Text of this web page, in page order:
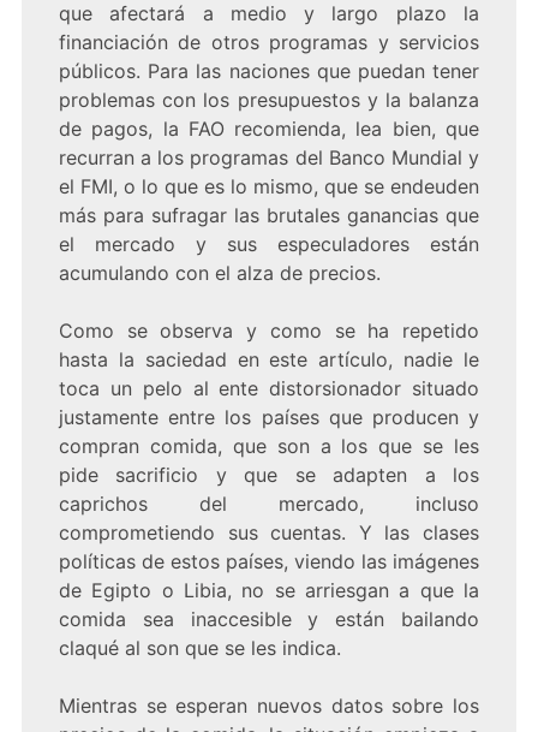
que afectará a medio y largo plazo la
financiación de otros programas y servicios
públicos. Para las naciones que puedan tener
problemas con los presupuestos y la balanza
de pagos, la FAO recomienda, lea bien, que
recurran a los programas del Banco Mundial y
el FMI, o lo que es lo mismo, que se endeuden
más para sufragar las brutales ganancias que
el mercado y sus especuladores están
acumulando con el alza de precios.
Como se observa y como se ha repetido
hasta la saciedad en este artículo, nadie le
toca un pelo al ente distorsionador situado
justamente entre los países que producen y
compran comida, que son a los que se les
pide sacrificio y que se adapten a los
caprichos del mercado, incluso
comprometiendo sus cuentas. Y las clases
políticas de estos países, viendo las imágenes
de Egipto o Libia, no se arriesgan a que la
comida sea inaccesible y están bailando
claqué al son que se les indica.
Mientras se esperan nuevos datos sobre los